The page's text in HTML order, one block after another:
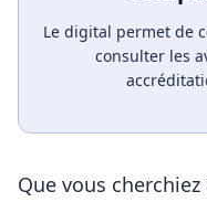
Le digital permet de
consulter les
Que vous cherchiez